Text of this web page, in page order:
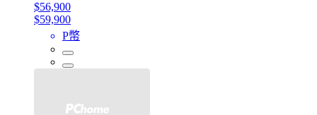
$56,900
$59,900
P幣